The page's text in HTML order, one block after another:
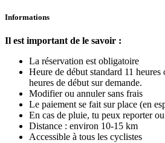
Informations
Il est important de le savoir :
La réservation est obligatoire
Heure de début standard 11 heures
heures de début sur demande.
Modifier ou annuler sans frais
Le paiement se fait sur place (en
En cas de pluie, tu peux reporter
Distance : environ 10-15 km
Accessible à tous les cyclistes